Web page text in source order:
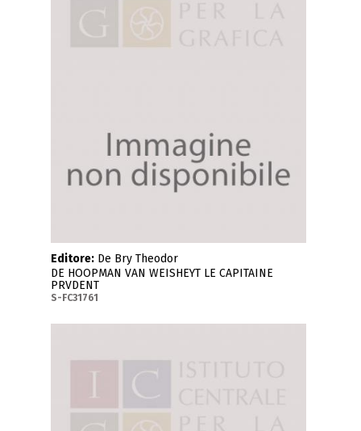
Editore: De Bry Theodor
DE HOOPMAN VAN WEISHEYT LE CAPITAINE
PRVDENT
S-FC31761